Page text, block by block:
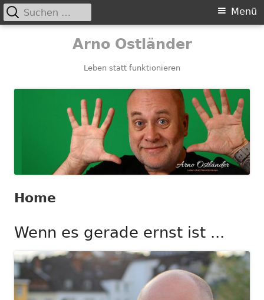
Arno Ostländer
Leben statt funktionieren
Primäres
Menü
Suchen
nach:
Home
Wenn es gerade ernst ist ...